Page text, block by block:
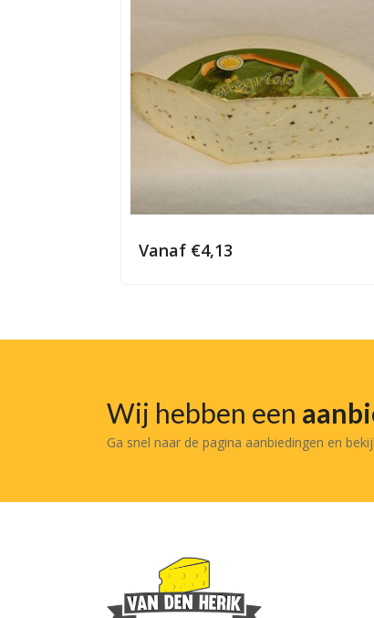
Vanaf €4,13
Wij hebben een
Ga snel naar de pagina aanbiedingen en